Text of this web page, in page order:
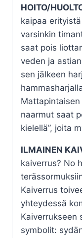
HOITO/
kaipaa
varsinkin
saat pois
veden ja
sen jälkeen
naarmut saat
kielellä”, joita
ILMAINEN
kaiverrus? No
Kaiverrus
yhteydessä
Kaiverrukseen
symbolit: